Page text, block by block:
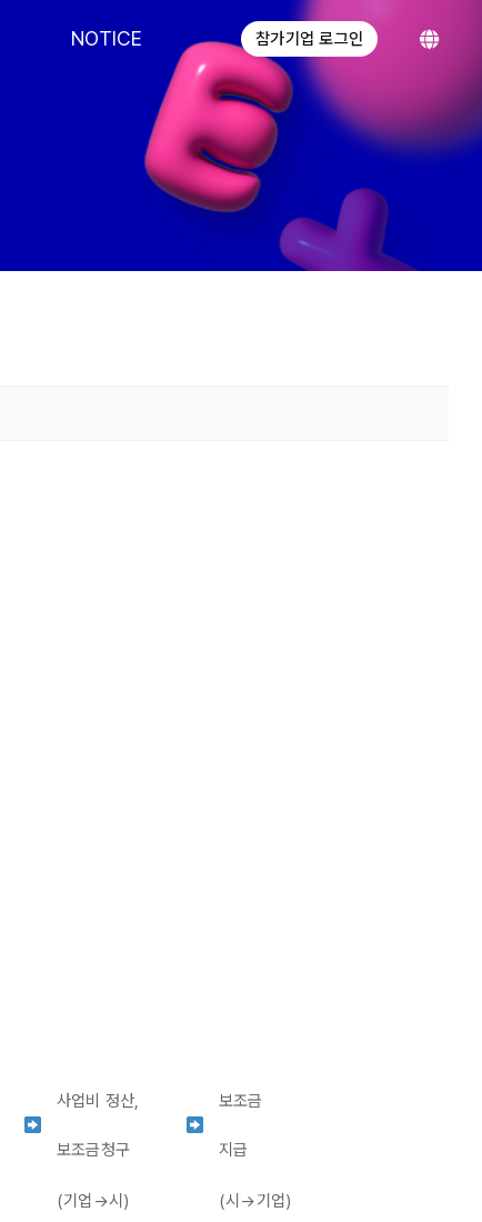
NOTICE 참가기업 로그인
사업비 정산,
보조금청구
보조금
지급
(기업→시)
(시→기업)